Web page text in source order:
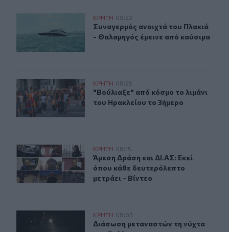
Συναγερμός ανοιχτά του Πλακιά - Θαλαμηγός έμεινε
ΚΡΗΤΗ 09:22
Συναγερμός ανοιχτά του Πλακιά -
Συναγερμός ανοιχτά του Πλακιά
- Θαλαμηγός έμεινε από καύσιμα
"Βούλιαξε" από κόσμο το λιμάνι του Ηρακλείου το
ΚΡΗΤΗ 08:25
"Βούλιαξε" από κόσμο το λιμάνι
"Βούλιαξε" από κόσμο το λιμάνι
του Ηρακλείου το 3ήμερο
Άμεση Δράση και ΔΙ.ΑΣ: Εκεί όπου κάθε δευτερόλεπτο
ΚΡΗΤΗ 08:15
Άμεση Δράση και ΔΙ.ΑΣ: Εκεί όπου
Άμεση Δράση και ΔΙ.ΑΣ: Εκεί
όπου κάθε δευτερόλεπτο
μετράει - Βίντεο
Διάσωση μεταναστών τη νύχτα στη Γαύδο
ΚΡΗΤΗ 08:03
Διάσωση μεταναστών τη νύχτα στη
Διάσωση μεταναστών τη νύχτα